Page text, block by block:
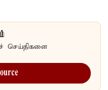
செய்திகளை